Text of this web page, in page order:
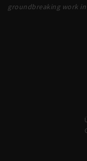
groundbreaking work